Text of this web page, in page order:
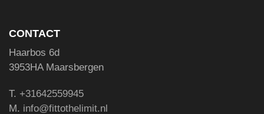
CONTACT
Haarbos 6d
3953HA Maarsbergen
T. +31642559945
M. info@fittothelimit.nl